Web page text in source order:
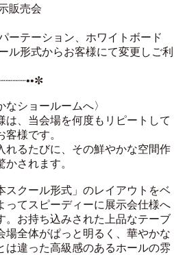
販売会
ーテーション、ホワイトボード
ル形式からお客様にて変更しご利
なショールームへ〉
は、当会場を何度もリピートして
客様です。
れるたびに、その鮮やかな空間作
されます。
スクール形式」のレイアウトをベ
ってスピーディーに展示会仕様へ
。お持ち込みされた上品なテーブ
場全体がぱっと明るく、華やかな
は違った高級感のあるホールの雰